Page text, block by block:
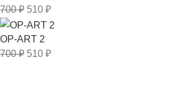
700₽ 510 ₽
OP-ART 2
700₽ 510 ₽